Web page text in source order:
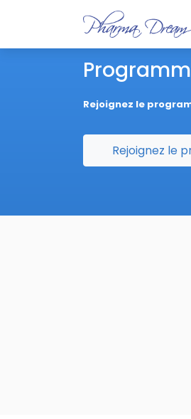
Rejoignez le
Rejoignez le